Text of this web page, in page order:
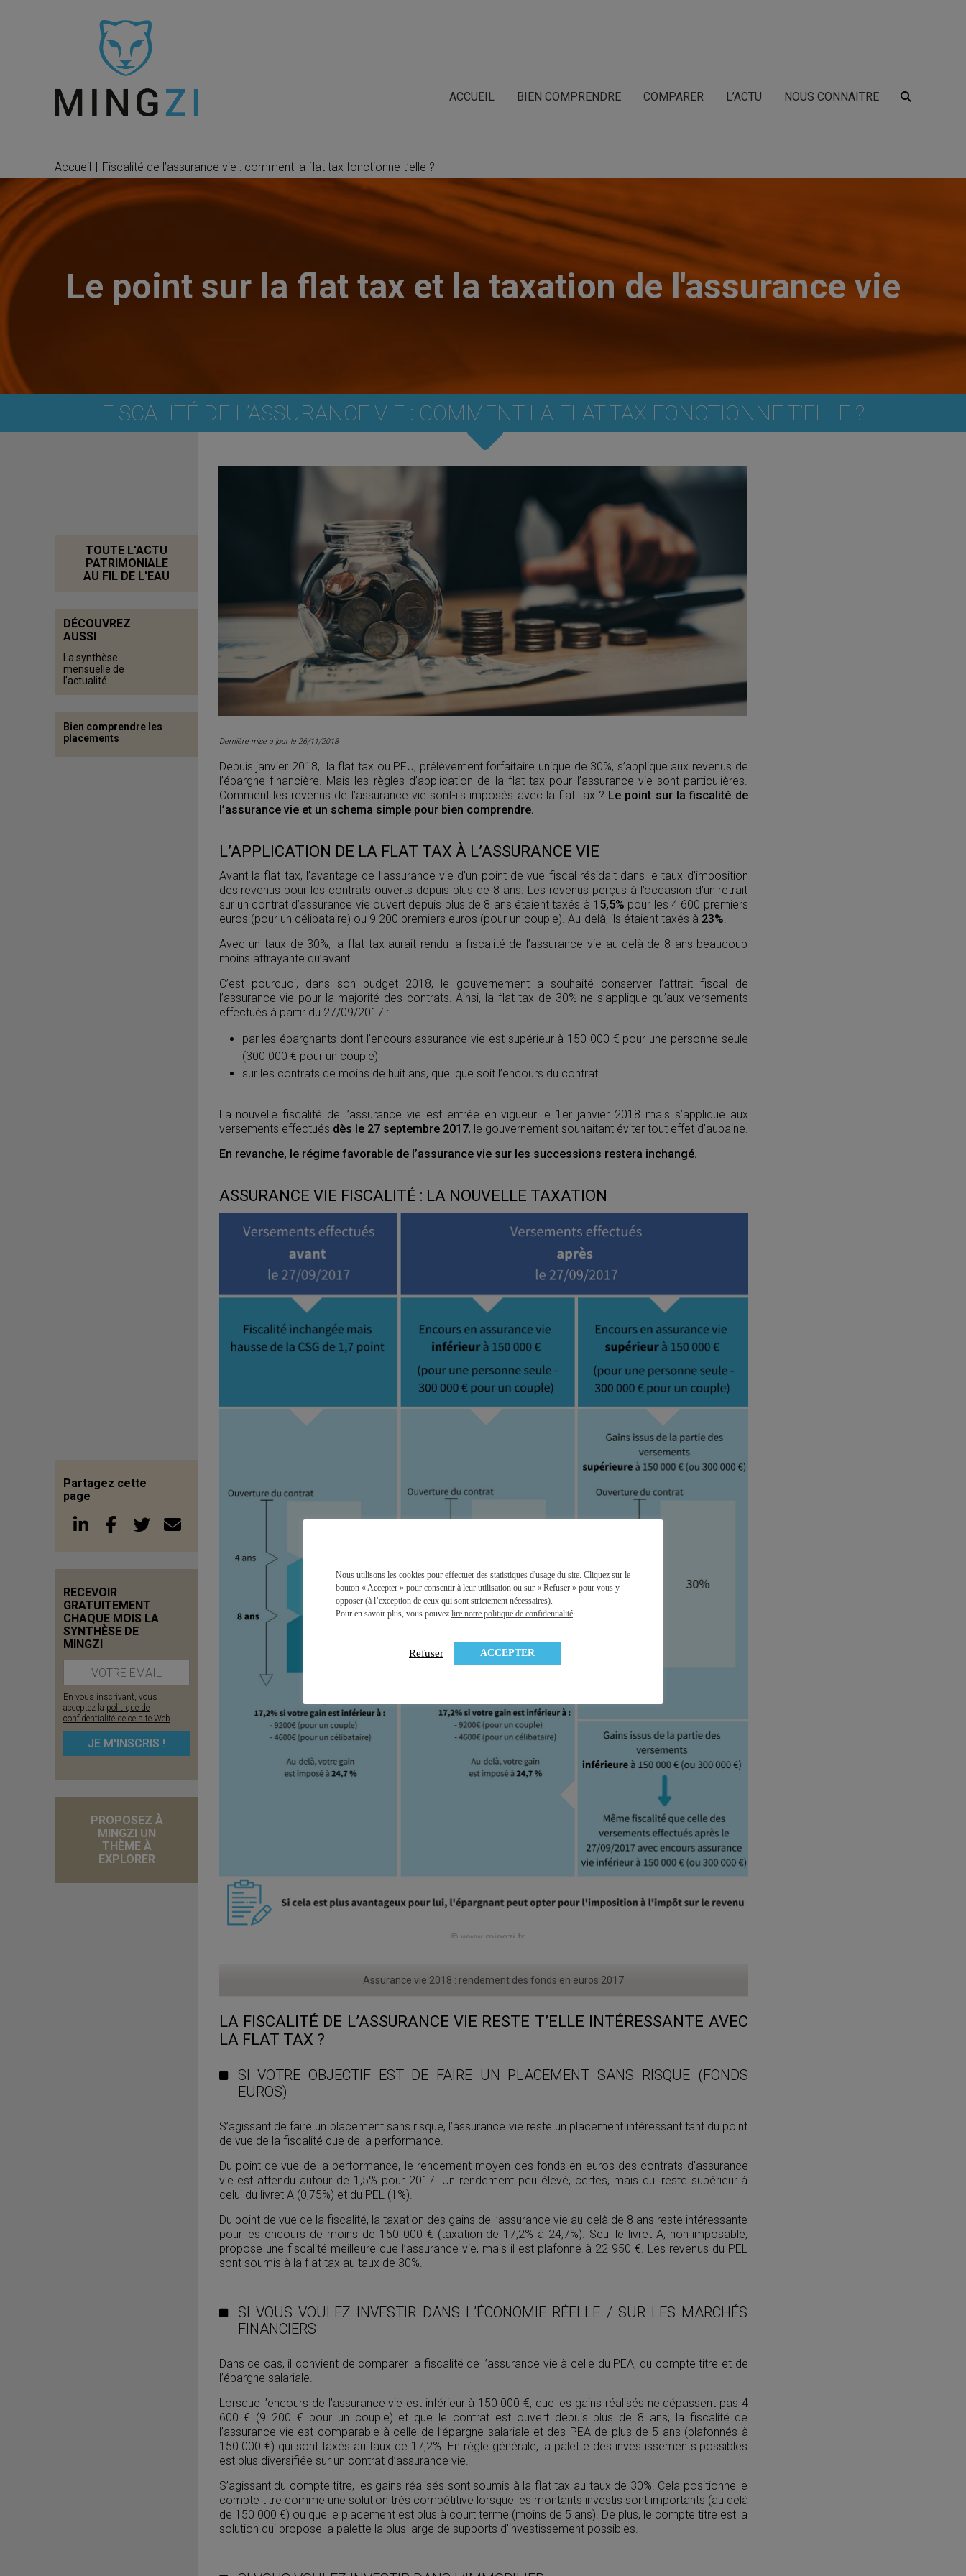
ACCUEIL BIEN COMPRENDRE COMPARER L’ACTU NOUS CONNAITRE
Accueil | Fiscalité de l’assurance vie : comment la flat tax fonctionne t’elle ?
Le point sur la flat tax et la taxation de l'assurance vie
FISCALITÉ DE L’ASSURANCE VIE : COMMENT LA FLAT TAX FONCTIONNE T’ELLE ?
Dernière mise à jour le 26/11/2018
Depuis janvier 2018, la flat tax ou PFU, prélèvement forfaitaire unique de 30%, s’applique aux revenus de
l’épargne financière. Mais les règles d’application de la flat tax pour l’assurance vie sont particulières.
Comment les revenus de l’assurance vie sont-ils imposés avec la flat tax ? Le point sur la fiscalité de
l’assurance vie et un schema simple pour bien comprendre.
L’APPLICATION DE LA FLAT TAX À L’ASSURANCE VIE
Avant la flat tax, l’avantage de l’assurance vie d’un point de vue fiscal résidait dans le taux d’imposition
des revenus pour les contrats ouverts depuis plus de 8 ans. Les revenus perçus à l’occasion d’un retrait
sur un contrat d’assurance vie ouvert depuis plus de 8 ans étaient taxés à 15,5% pour les 4 600 premiers
euros (pour un célibataire) ou 9 200 premiers euros (pour un couple). Au-delà, ils étaient taxés à 23%.
Avec un taux de 30%, la flat tax aurait rendu la fiscalité de l’assurance vie au-delà de 8 ans beaucoup
moins attrayante qu’avant …
C’est pourquoi, dans son budget 2018, le gouvernement a souhaité conserver l’attrait fiscal de
l’assurance vie pour la majorité des contrats. Ainsi, la flat tax de 30% ne s’applique qu’aux versements
effectués à partir du 27/09/2017 :
par les épargnants dont l’encours assurance vie est supérieur à 150 000 € pour une personne seule
(300 000 € pour un couple)
sur les contrats de moins de huit ans, quel que soit l’encours du contrat
La nouvelle fiscalité de l’assurance vie est entrée en vigueur le 1er janvier 2018 mais s’applique aux
versements effectués dès le 27 septembre 2017, le gouvernement souhaitant éviter tout effet d’aubaine.
En revanche, le régime favorable de l’assurance vie sur les successions restera inchangé.
ASSURANCE VIE FISCALITÉ : LA NOUVELLE TAXATION
Assurance vie 2018 : rendement des fonds en euros 2017
LA FISCALITÉ DE L’ASSURANCE VIE RESTE T’ELLE INTÉRESSANTE AVEC
LA FLAT TAX ?
SI VOTRE OBJECTIF EST DE FAIRE UN PLACEMENT SANS RISQUE (FONDS
EUROS)
S’agissant de faire un placement sans risque, l’assurance vie reste un placement intéressant tant du point
de vue de la fiscalité que de la performance.
Du point de vue de la performance, le rendement moyen des fonds en euros des contrats d’assurance
vie est attendu autour de 1,5% pour 2017. Un rendement peu élevé, certes, mais qui reste supérieur à
celui du livret A (0,75%) et du PEL (1%).
Du point de vue de la fiscalité, la taxation des gains de l’assurance vie au-delà de 8 ans reste intéressante
pour les encours de moins de 150 000 € (taxation de 17,2% à 24,7%). Seul le livret A, non imposable,
propose une fiscalité meilleure que l’assurance vie, mais il est plafonné à 22 950 €. Les revenus du PEL
sont soumis à la flat tax au taux de 30%.
SI VOUS VOULEZ INVESTIR DANS L’ÉCONOMIE RÉELLE / SUR LES MARCHÉS
FINANCIERS
Dans ce cas, il convient de comparer la fiscalité de l’assurance vie à celle du PEA, du compte titre et de
l’épargne salariale.
Lorsque l’encours de l’assurance vie est inférieur à 150 000 €, que les gains réalisés ne dépassent pas 4
600 € (9 200 € pour un couple) et que le contrat est ouvert depuis plus de 8 ans, la fiscalité de
l’assurance vie est comparable à celle de l’épargne salariale et des PEA de plus de 5 ans (plafonnés à
150 000 €) qui sont taxés au taux de 17,2%. En règle générale, la palette des investissements possibles
est plus diversifiée sur un contrat d’assurance vie.
S’agissant du compte titre, les gains réalisés sont soumis à la flat tax au taux de 30%. Cela positionne le
compte titre comme une solution très compétitive lorsque les montants investis sont importants (au delà
de 150 000 €) ou que le placement est plus à court terme (moins de 5 ans). De plus, le compte titre est la
solution qui propose la palette la plus large de supports d’investissement possibles.
TOUTE L'ACTU
PATRIMONIALE
AU FIL DE L'EAU
DÉCOUVREZ
AUSSI
La synthèse
mensuelle de
l'actualité
Bien comprendre les
placements
Partagez cette
page
RECEVOIR
GRATUITEMENT
CHAQUE MOIS LA
SYNTHÈSE DE
MINGZI
En vous inscrivant, vous
acceptez la politique de
confidentialité de ce site Web.
PROPOSEZ À
MINGZI UN
THÈME À
EXPLORER
Nous utilisons les cookies pour effectuer des statistiques d'usage du site. Cliquez sur le
bouton « Accepter » pour consentir à leur utilisation ou sur « Refuser » pour vous y
opposer (à l’exception de ceux qui sont strictement nécessaires).
Pour en savoir plus, vous pouvez lire notre politique de confidentialité
Refuser ACCEPTER